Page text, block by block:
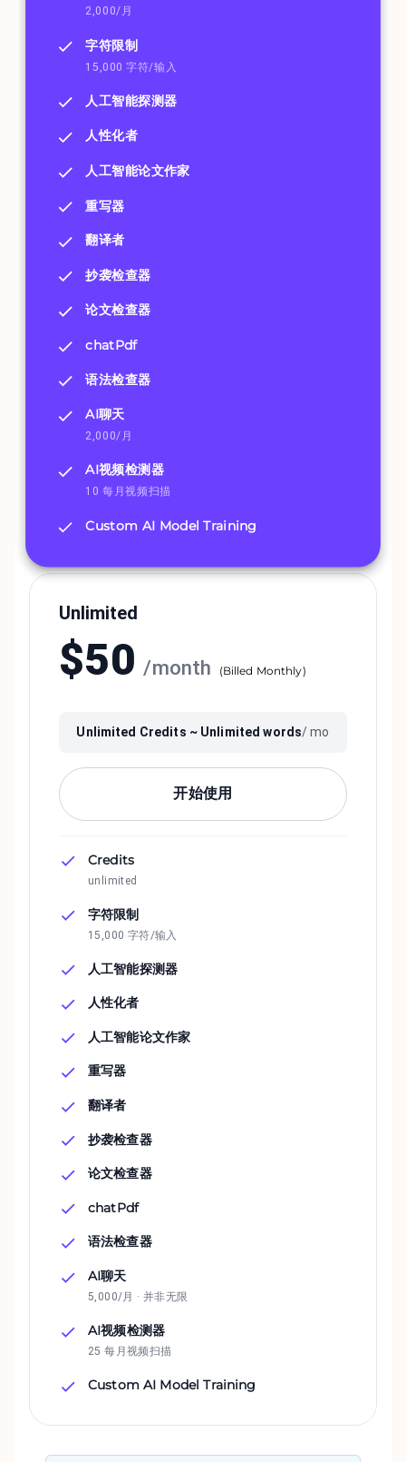
2,000/月
字符限制
15,000 字符/输入
人工智能探测器
人性化者
人工智能论文作家
重写器
翻译者
抄袭检查器
论文检查器
chatPdf
语法检查器
AI聊天
2,000/月
AI视频检测器
10 每月视频扫描
Custom AI Model Training
Unlimited
$50 /month (Billed Monthly)
Unlimited Credits ~ Unlimited words/ mo
开始使用
Credits
unlimited
字符限制
15,000 字符/输入
人工智能探测器
人性化者
人工智能论文作家
重写器
翻译者
抄袭检查器
论文检查器
chatPdf
语法检查器
AI聊天
5,000/月 · 并非无限
AI视频检测器
25 每月视频扫描
Custom AI Model Training